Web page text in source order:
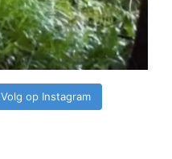
Volg op Instagram